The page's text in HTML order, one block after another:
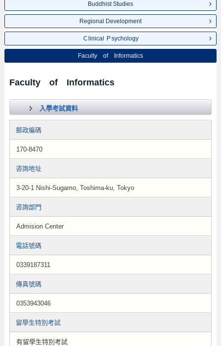
Buddhist Studies
Regional Development
Ｃlinical Ｐsychology
Faculty of Informatics
Faculty of Informatics
入學考試資料
郵政編碼
170-8470
咨詢地址
3-20-1 Nishi-Sugamo, Toshima-ku, Tokyo
咨詢部門
Admision Center
電話號碼
0339187311
傳真號碼
0353943046
留學生特別考試
有留學生特別考試